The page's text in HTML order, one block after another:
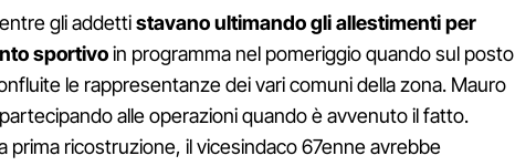
gli addettistavano ultimando gli allestimenti per
sportivoin programma nel pomeriggio quando sul posto
le rappresentanze dei vari comuni della zona. Mauro
alle operazioni quando è avvenuto il fatto.
prima ricostruzione, il vicesindaco 67enne avrebbe